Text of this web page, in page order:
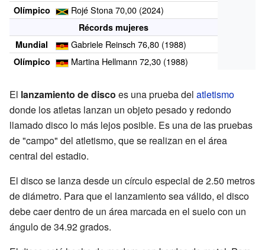
Olímpico Rojé Stona 70,00 (2024)
Récords mujeres
Mundial
Gabriele Reinsch 76,80 (1988)
Olímpico Martina Hellmann 72,30 (1988)
El lanzamiento de disco es una prueba del atletismo
donde los atletas lanzan un objeto pesado y redondo
llamado disco lo más lejos posible. Es una de las pruebas
de "campo" del atletismo, que se realizan en el área
central del estadio.
El disco se lanza desde un círculo especial de 2.50 metros
de diámetro. Para que el lanzamiento sea válido, el disco
debe caer dentro de un área marcada en el suelo con un
ángulo de 34.92 grados.